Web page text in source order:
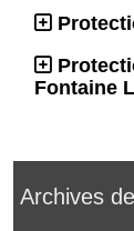
Fontaine
Archives